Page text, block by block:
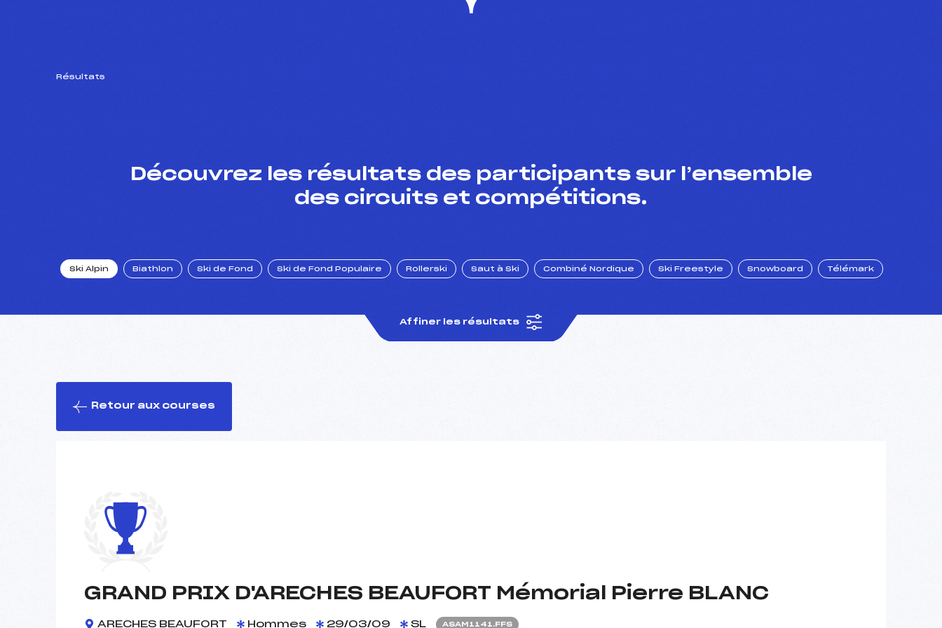
Résultats
Découvrez les résultats des participants sur l’ensemble
des circuits et compétitions.
Ski Alpin Biathlon Ski de Fond Ski de Fond Populaire Rollerski Saut à Ski Combiné Nordique Ski Freestyle Snowboard Télémark
Affiner les résultats
Retour aux courses
GRAND PRIX D'ARECHES BEAUFORT Mémorial Pierre BLANC
ARECHES BEAUFORT Hommes 29/03/09 SL ASAM1141.FFS